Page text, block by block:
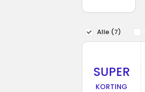
Alle (7)
SUPER
KORTING